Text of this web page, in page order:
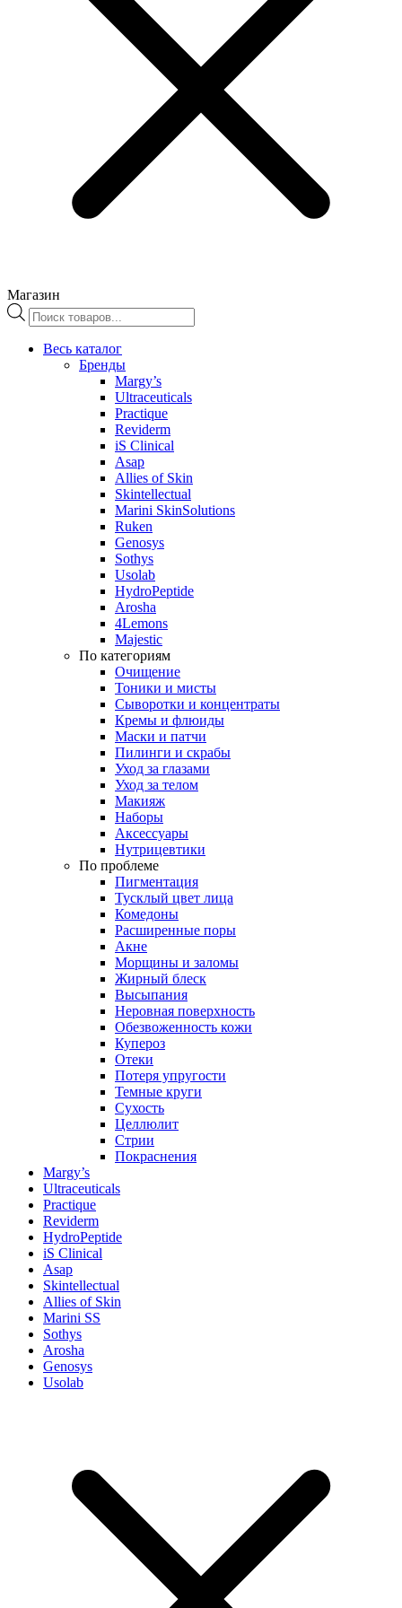
Магазин
Поиск
товаров
Весь каталог
Бренды
Margy’s
Ultraceuticals
Practique
Reviderm
iS Clinical
Asap
Allies of Skin
Skintellectual
Marini SkinSolutions
Ruken
Genosys
Sothys
Usolab
HydroPeptide
Arosha
4Lemons
Majestic
По категориям
Очищение
Тоники и мисты
Сыворотки и концентраты
Кремы и флюиды
Маски и патчи
Пилинги и скрабы
Уход за глазами
Уход за телом
Макияж
Наборы
Аксессуары
Нутрицевтики
По проблеме
Пигментация
Тусклый цвет лица
Комедоны
Расширенные поры
Акне
Морщины и заломы
Жирный блеск
Высыпания
Неровная поверхность
Обезвоженность кожи
Купероз
Отеки
Потеря упругости
Темные круги
Сухость
Целлюлит
Стрии
Покраснения
Margy’s
Ultraceuticals
Practique
Reviderm
HydroPeptide
iS Clinical
Asap
Skintellectual
Allies of Skin
Marini SS
Sothys
Arosha
Genosys
Usolab